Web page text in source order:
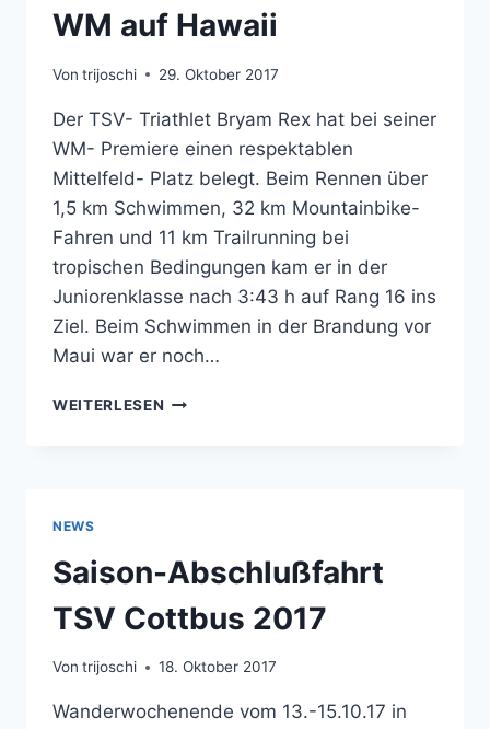
WM auf Hawaii
Von trijoschi 29. Oktober 2017
Der TSV- Triathlet Bryam Rex hat bei seiner
WM- Premiere einen respektablen
Mittelfeld- Platz belegt. Beim Rennen über
1,5 km Schwimmen, 32 km Mountainbike-
Fahren und 11 km Trailrunning bei
tropischen Bedingungen kam er in der
Juniorenklasse nach 3:43 h auf Rang 16 ins
Ziel. Beim Schwimmen in der Brandung vor
Maui war er noch…
WEITERLESEN EUROPAMEISTER
AUF
HAWAII
NEWS
Saison-Abschlußfahrt
TSV Cottbus 2017
Von trijoschi 18. Oktober 2017
Wanderwochenende vom 13.-15.10.17 in